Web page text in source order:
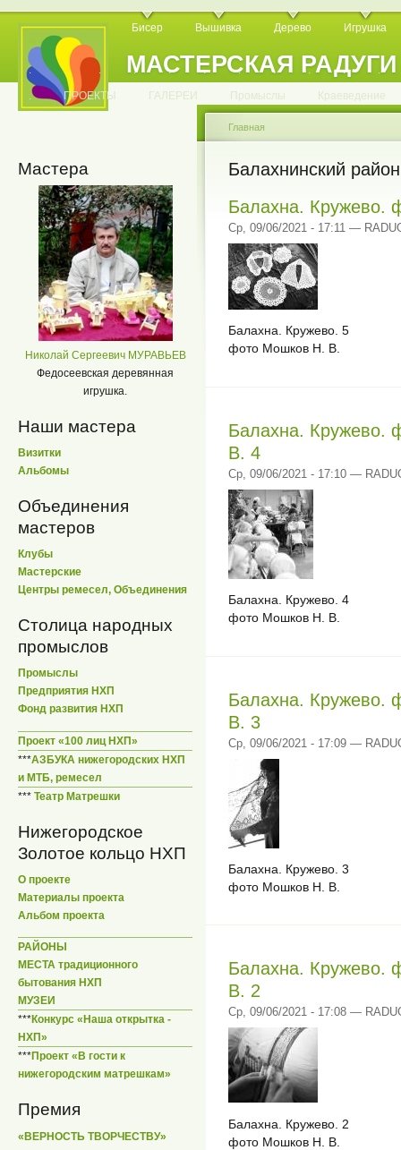
МАСТЕРСКАЯ РАДУГИ
Бисер Вышивка Дерево Игрушка
. . . . . . . . . . .
. ПРОЕКТЫ ГАЛЕРЕИ Промыслы Краеведение
Мастера
Николай Сергеевич МУРАВЬЕВ
Федосеевская деревянная
игрушка.
Наши мастера
Визитки
Альбомы
Объединения
мастеров
Клубы
Мастерские
Центры ремесел, Объединения
Столица народных
промыслов
Промыслы
Предприятия НХП
Фонд развития НХП
Проект «100 лиц НХП»
***АЗБУКА нижегородских НХП
и МТБ, ремесел
*** Театр Матрешки
Нижегородское
Золотое кольцо НХП
О проекте
Материалы проекта
Альбом проекта
РАЙОНЫ
МЕСТА традиционного
бытования НХП
МУЗЕИ
***Конкурс «Наша открытка -
НХП»
***Проект «В гости к
нижегородским матрешкам»
Премия
«ВЕРНОСТЬ ТВОРЧЕСТВУ»
Главная
Балахнинский район
Балахна. Кружево.
Ср, 09/06/2021 - 17:11 —
Балахна. Кружево. 5
фото Мошков Н. В.
Балахна. Кружево.
В. 4
Ср, 09/06/2021 - 17:10 —
Балахна. Кружево. 4
фото Мошков Н. В.
Балахна. Кружево.
В. 3
Ср, 09/06/2021 - 17:09 —
Балахна. Кружево. 3
фото Мошков Н. В.
Балахна. Кружево.
В. 2
Ср, 09/06/2021 - 17:08 —
Балахна. Кружево. 2
фото Мошков Н. В.